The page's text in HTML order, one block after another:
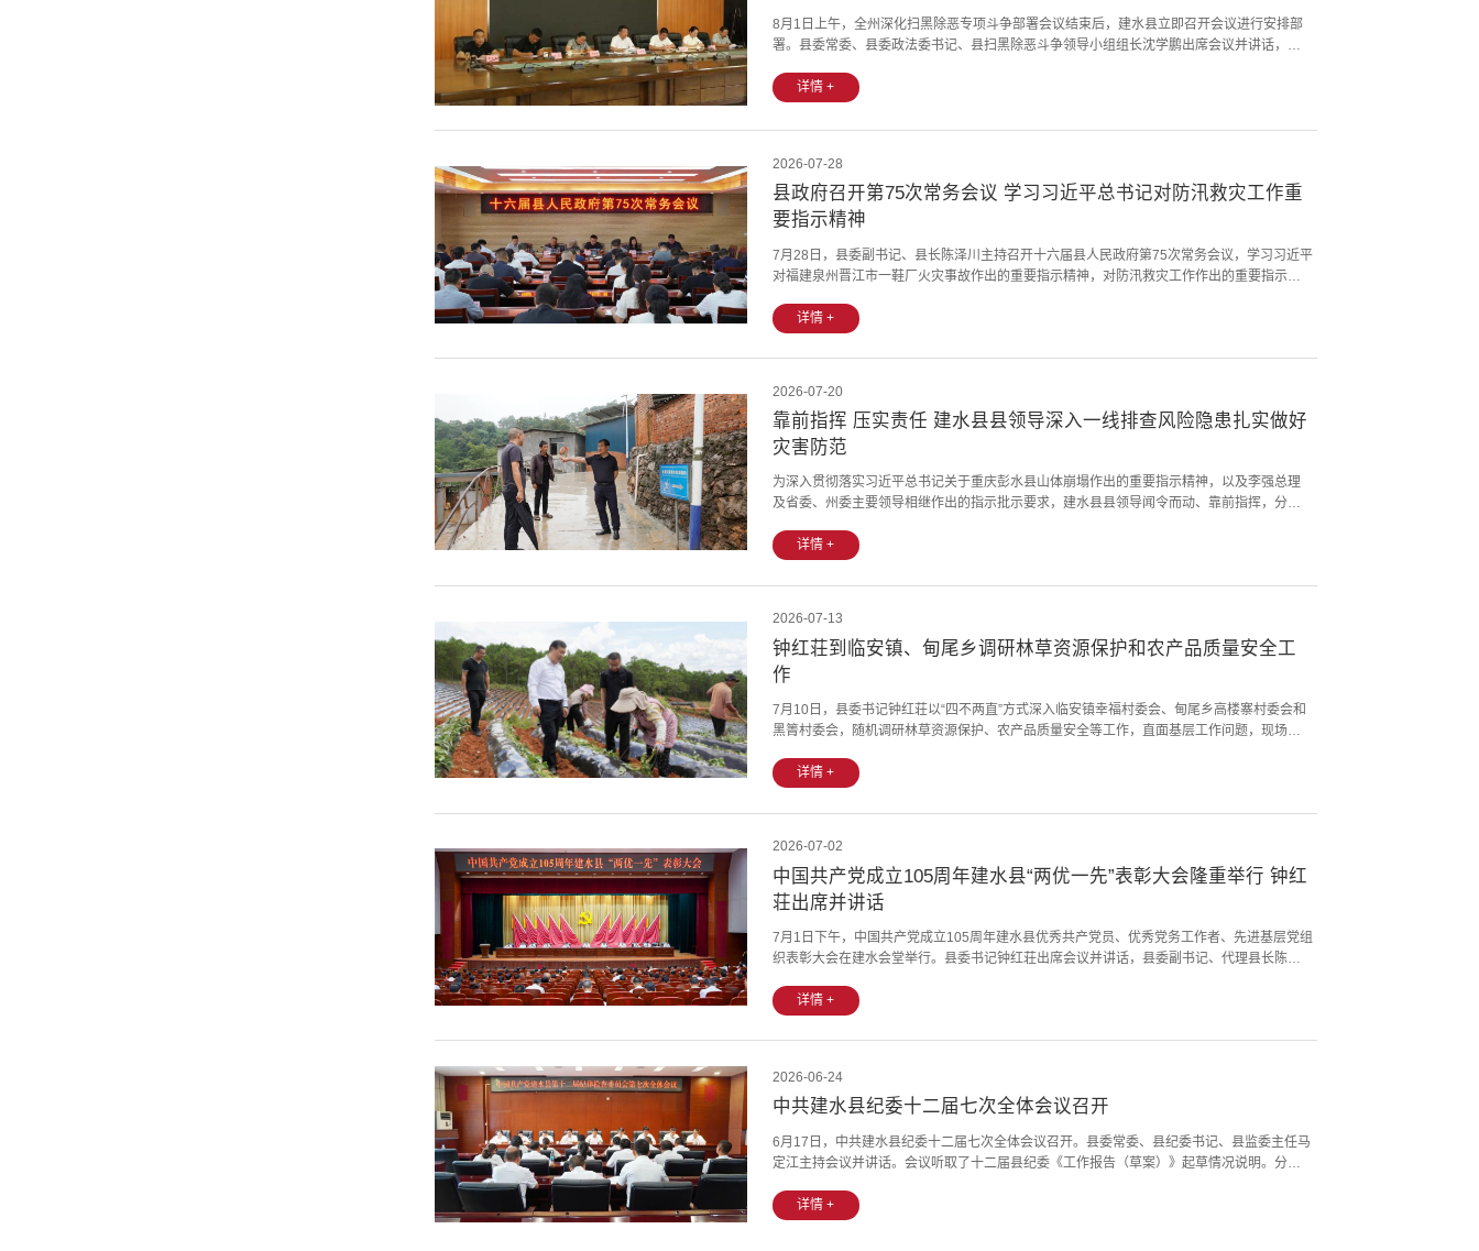
8月1日上午，全州深化扫黑除恶专项斗争部署会议结束后，建水县立即召开会议进行安排部
署。县委常委、县委政法委书记、县扫黑除恶斗争领导小组组长沈学鹏出席会议并讲话，县
年，在全国部署开展为期一年的深化扫黑除恶专项斗争，是党中央安排的一项重大政治任
详情 +
2026-07-28
县政府召开第75次常务会议 学习习近平总书记对防汛救灾工作重
要指示精神
7月28日，县委副书记、县长陈泽川主持召开十六届县人民政府第75次常务会议，学习习近平
对福建泉州晋江市一鞋厂火灾事故作出的重要指示精神，对防汛救灾工作作出的重要指示精
力做好防汛抗旱工作的通知》文件精神及省、州领导工作要求，研究我县贯彻落实意见，并
安排部署统计执法、消防安全、经济运行等工作。会议现场会议强调，全县上下要切实...
详情 +
2026-07-20
靠前指挥 压实责任 建水县县领导深入一线排查风险隐患扎实做好
灾害防范
为深入贯彻落实习近平总书记关于重庆彭水县山体崩塌作出的重要指示精神，以及李强总理
及省委、州委主要领导相继作出的指示批示要求，建水县县领导闻令而动、靠前指挥，分赴
防线。县委书记钟红荘深入普雄乡他腊村委会、临安镇罗卜甸村委会等地，实地查看地质灾
详情 +
2026-07-13
钟红荘到临安镇、甸尾乡调研林草资源保护和农产品质量安全工
作
7月10日，县委书记钟红荘以“四不两直”方式深入临安镇幸福村委会、甸尾乡高楼寨村委会和
黑箐村委会，随机调研林草资源保护、农产品质量安全等工作，直面基层工作问题，现场部
树立和践行“绿水青山就是金山银山”理念，坚决扛牢生态保护责任，统筹推进资源管护、环境
详情 +
2026-07-02
中国共产党成立105周年建水县“两优一先”表彰大会隆重举行 钟红
荘出席并讲话
7月1日下午，中国共产党成立105周年建水县优秀共产党员、优秀党务工作者、先进基层党组
织表彰大会在建水会堂举行。县委书记钟红荘出席会议并讲话，县委副书记、代理县长陈泽
40名优秀共产党员、30名优秀党务工作者和30个先进基层党组织受到表彰。与会领导为受表
详情 +
2026-06-24
中共建水县纪委十二届七次全体会议召开
6月17日，中共建水县纪委十二届七次全体会议召开。县委常委、县纪委书记、县监委主任马
定江主持会议并讲话。会议听取了十二届县纪委《工作报告（草案）》起草情况说明。分组
讨论情况汇报。会议通过了十二届县纪委《工作报告（草案）》和县纪委十二届七次全会
《公报（草案）》。会议现场全会指出，过去五年，全县纪检监察干部忠诚履职，抓实政...
详情 +